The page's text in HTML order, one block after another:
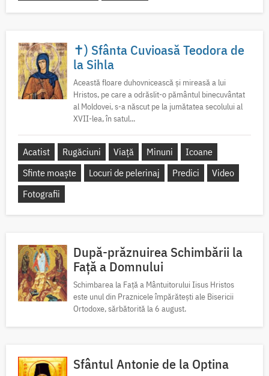
✝) Sfânta Cuvioasă Teodora de
la Sihla
Această floare duhovnicească și mireasă a lui
Hristos, pe care a odrăslit-o pământul binecuvântat
al Moldovei, s-a născut pe la jumătatea secolului al
XVII-lea, în satul...
Acatist Rugăciuni Viață Minuni
Icoane
Sfinte moaște
Locuri de pelerinaj Predici
Video
Fotografii
După-prăznuirea Schimbării la
Față a Domnului
Schimbarea la Față a Mântuitorului Iisus Hristos
este unul din Praznicele împărătești ale Bisericii
Ortodoxe, sărbătorită la 6 august.
Sfântul Antonie de la Optina